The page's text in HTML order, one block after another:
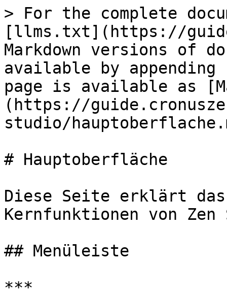
> For the complete
[llms.txt](https://
Markdown versions of
available by
page is available as
(https://
studio/
# Hauptoberfläche
Diese Seite erklärt
Kernfunktionen von
## Menüleiste
***